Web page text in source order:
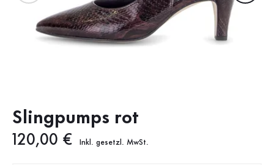
Slingpumps rot
Neuer Preis
120,00 € Inkl. gesetzl. MwSt.